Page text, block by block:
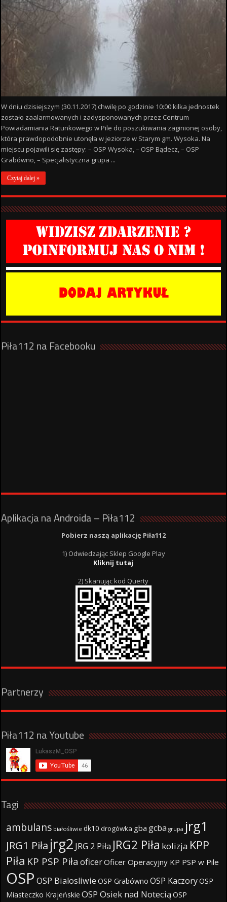
W dniu dzisiejszym (30.11.2017) chwilę po godzinie 10:00 kilka jednostek
zostało zaalarmowanych i zadysponowanych przez Centrum
Powiadamiania Ratunkowego w Pile do poszukiwania zaginionej osoby,
która prawdopodobnie utonęła w jeziorze w Starym gm. Wysoka. Na
miejscu pojawili się zastępy: – OSP Wysoka, – OSP Bądecz, – OSP
Grabówno, – Specjalistyczna grupa ...
Czytaj dalej »
Piła112 na Facebooku
Aplikacja na Androida – Piła112
Pobierz naszą aplikację Piła112
1) Odwiedzając Sklep Google Play
Kliknij tutaj
2) Skanując kod Querty
Partnerzy
Piła112 na Youtube
Tagi
ambulans białośliwie dk10 drogówka gba gcba grupa jrg1
JRG1 Piła jrg2 JRG 2 Piła JRG2 Piła kolizja KPP
Piła KP PSP Piła oficerOficer Operacyjny KP PSP w Pile
OSP OSP Bialosliwie OSP Grabówno OSP KaczoryOSP
Miasteczko Krajeńskie OSP Osiek nad Notecią OSP